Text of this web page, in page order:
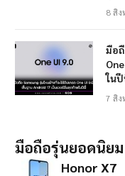
8 สิ
มือ
ใน
7 สิง
มือถือรุ่นยอดนิยม
Honor X7